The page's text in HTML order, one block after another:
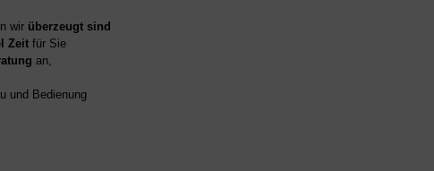
wir überzeugt sind
Zeit für Sie
an,
und Bedienung